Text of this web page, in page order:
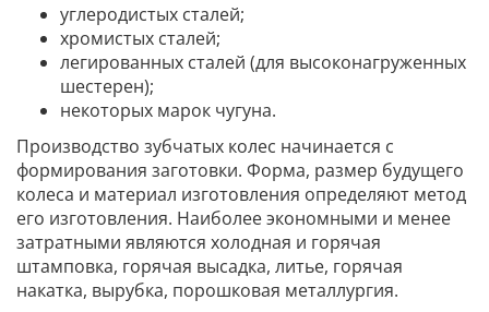
углеродистых сталей;
хромистых сталей;
легированных сталей (для высоконагруженных
шестерен);
некоторых марок чугуна.
Производство зубчатых колес начинается с
формирования заготовки. Форма, размер будущего
колеса и материал изготовления определяют метод
его изготовления. Наиболее экономными и менее
затратными являются холодная и горячая
штамповка, горячая высадка, литье, горячая
накатка, вырубка, порошковая металлургия.